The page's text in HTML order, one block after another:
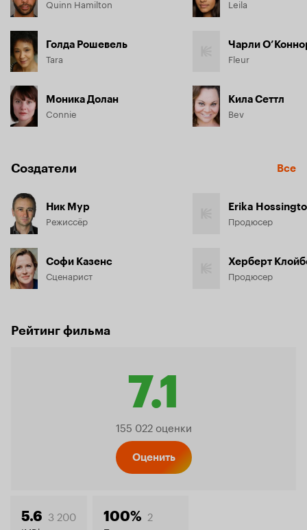
Quinn Hamilton
Голда Рошевель
Tara
Моника Долан
Connie
Leila
Чарли
Fleur
Кила Сеттл
Bev
Создатели Все
Ник Мур
Режиссёр
Софи Казенс
Сценарист
Erika
Продюсер
Херберт
Продюсер
Рейтинг фильма
7.1
155 022 оценки
Оценить
5.6 3 200 100% 2